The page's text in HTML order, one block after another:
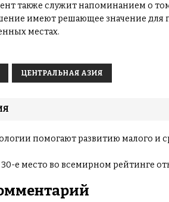
также служит напоминанием о
имеют решающее значение для
местах.
ЦЕНТРАЛЬНАЯ АЗИЯ
помогают развитию малого и
30-е место во всемирном рейтинге